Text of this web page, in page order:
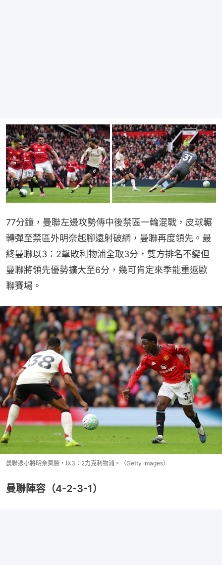
77分鐘，曼聯左邊攻勢傳中後禁區一輪混戰，皮球輾
轉彈至禁區外明奈起腳遠射破網，曼聯再度領先。最
終曼聯以3：2擊敗利物浦全取3分，雙方排名不變但
曼聯將領先優勢擴大至6分，幾可肯定來季能重返歐
聯賽場。
曼聯憑小將明奈奠勝，以3：2力克利物浦。（Getty Images）
曼聯陣容（4-2-3-1）